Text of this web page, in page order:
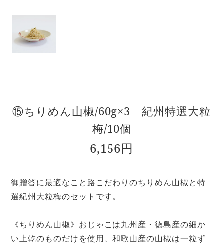
⑮ちりめん山椒/60g×3 紀州特選大粒
梅/10個
6,156円
御贈答に最適なこと路こだわりのちりめん山椒と特
選紀州大粒梅のセットです。
《ちりめん山椒》おじゃこは九州産・徳島産の細か
い上乾のものだけを使用、和歌山産の山椒は一粒ず